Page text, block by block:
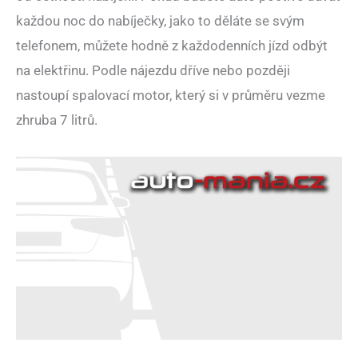
každou noc do nabíječky, jako to děláte se svým
telefonem, můžete hodně z každodenních jízd odbýt
na elektřinu. Podle nájezdu dříve nebo později
nastoupí spalovací motor, který si v průměru vezme
zhruba 7 litrů.